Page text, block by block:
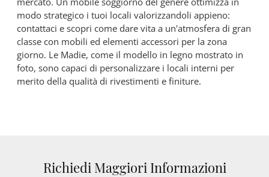
modo strategico i tuoi locali valorizzandoli appieno:
contattaci e scopri come dare vita a un'atmosfera di gran
classe con mobili ed elementi accessori per la zona
giorno. Le Madie, come il modello in legno mostrato in
foto, sono capaci di personalizzare i locali interni per
merito della qualità di rivestimenti e finiture.
Richiedi Maggiori Informazioni